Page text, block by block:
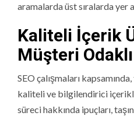
aramalarda üst sıralarda yer
Kaliteli İçerik
Müşteri
SEO çalışmaları
kaliteli ve bilgilendirici
süreci hakkında ipuçları,